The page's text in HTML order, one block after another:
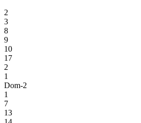
2
3
8
9
10
17
2
1
Dom-2
1
7
13